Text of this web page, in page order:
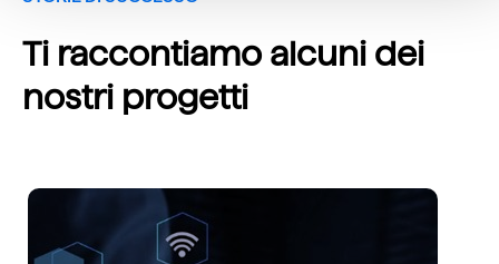
Ti raccontiamo alcuni dei
nostri progetti